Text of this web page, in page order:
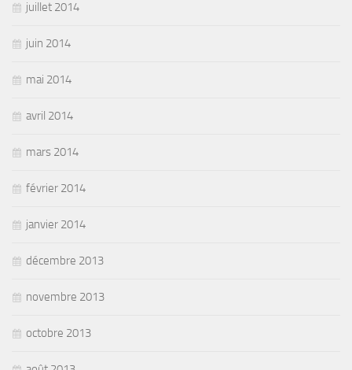
juillet 2014
juin 2014
mai 2014
avril 2014
mars 2014
février 2014
janvier 2014
décembre 2013
novembre 2013
octobre 2013